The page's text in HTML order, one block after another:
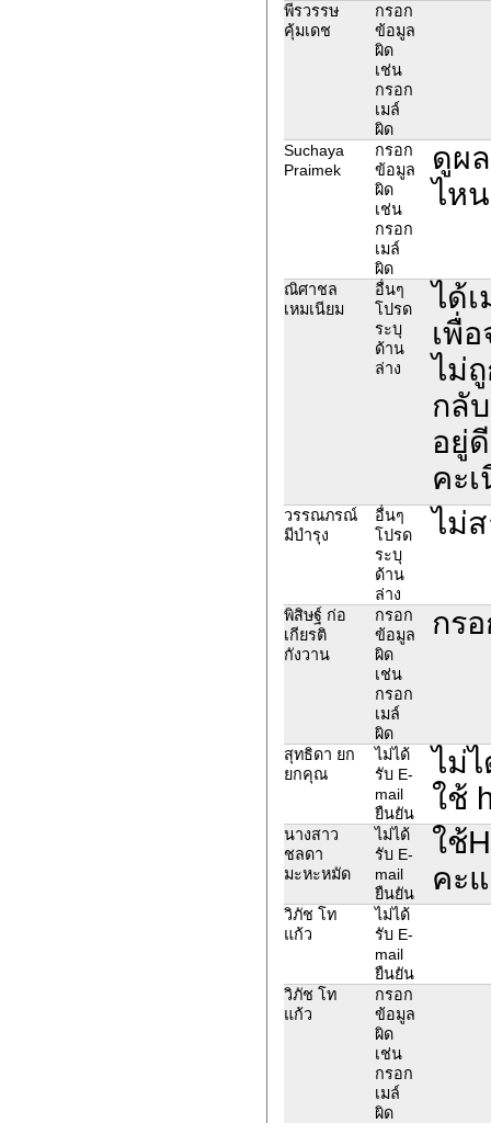
พีรวรรษ
คุ้มเดช
กรอก
ข้อมูล
ผิด
เช่น
กรอก
เมล์
ผิด
Suchaya
Praimek
กรอก
ข้อมูล
ผิด
เช่น
กรอก
เมล์
ผิด
ดูผ
ไห
ณิศาชล
เหมเนียม
อื่นๆ
โปรด
ระบุ
ด้าน
ล่าง
ได้
เพื่
ไม่
กลั
อยู่
คะ
วรรณภรณ์
มีบำรุง
อื่นๆ
โปรด
ระบุ
ด้าน
ล่าง
ไม่
พิสิษฐ์ ก่อ
เกียรติ
กังวาน
กรอก
ข้อมูล
ผิด
เช่น
กรอก
เมล์
ผิด
กร
สุทธิดา ยก
ยกคุณ
ไม่ได้
รับ E-
mail
ยืนยัน
ไม่
ใช้
นางสาว
ชลดา
มะหะหมัด
ไม่ได้
รับ E-
mail
ยืนยัน
ใช้
คะ
วิภัช โท
แก้ว
ไม่ได้
รับ E-
mail
ยืนยัน
วิภัช โท
แก้ว
กรอก
ข้อมูล
ผิด
เช่น
กรอก
เมล์
ผิด